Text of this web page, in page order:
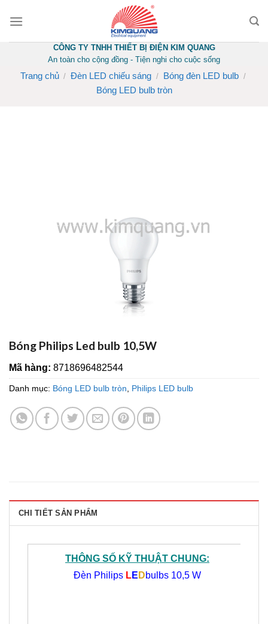
CÔNG TY TNHH THIẾT BỊ ĐIỆN KIM QUANG
An toàn cho cộng đồng - Tiện nghi cho cuộc sống
Trang chủ / Đèn LED chiếu sáng / Bóng đèn LED bulb /
Bóng LED bulb tròn
Bóng Philips Led bulb 10,5W
Mã hàng: 8718696482544
Danh mục: Bóng LED bulb tròn Philips LED bulb
CHI TIẾT SẢN PHẨM
THÔNG SỐ KỸ THUẬT CHUNG:
Đèn Philips LE Dbulbs 10,5 W